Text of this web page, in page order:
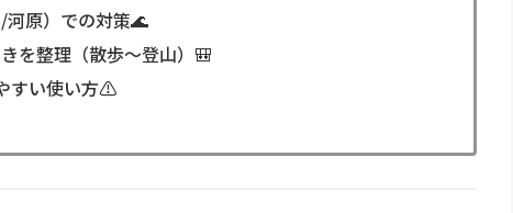
原）での対策🌊
を整理（散歩〜登山）🎒
すい使い方⚠️